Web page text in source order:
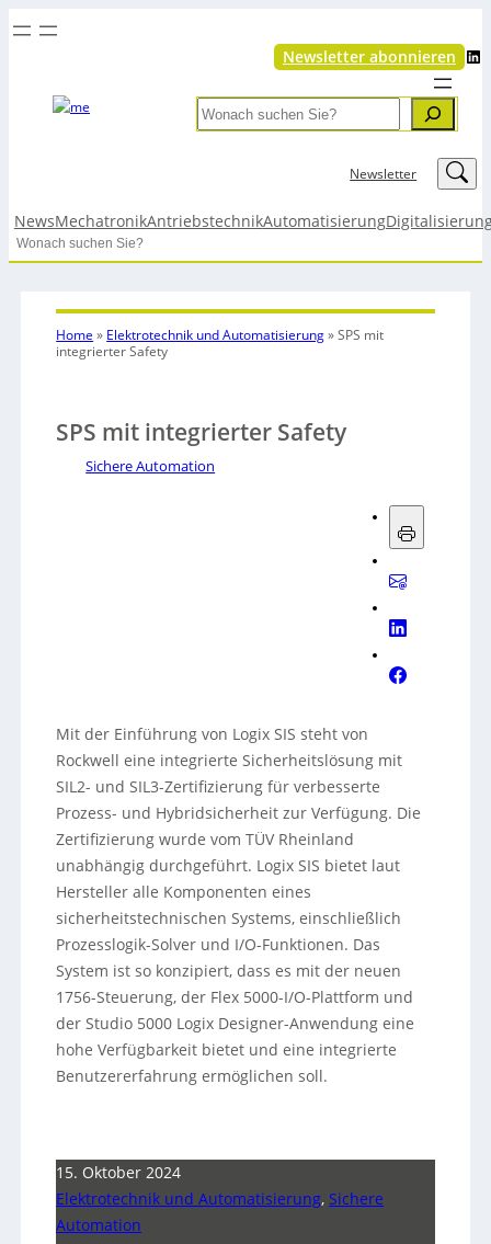
Newsletter abonnieren LinkedIn
Search
Newsletter LinkedIn
NewsMechatronikAntriebstechnikAutomatisierung
Search
Home » Elektrotechnik und Automatisierung»SPS mit
integrierter Safety
SPS mit integrierter Safety
Sichere Automation
Mit der Einführung von Logix SIS steht von
Rockwell eine integrierte Sicherheitslösung mit
SIL2- und SIL3-Zertifizierung für verbesserte
Prozess- und Hybridsicherheit zur Verfügung. Die
Zertifizierung wurde vom TÜV Rheinland
unabhängig durchgeführt. Logix SIS bietet laut
Hersteller alle Komponenten eines
sicherheitstechnischen Systems, einschließlich
Prozesslogik-Solver und I/O-Funktionen. Das
System ist so konzipiert, dass es mit der neuen
1756-Steuerung, der Flex 5000-I/O-Plattform und
der Studio 5000 Logix Designer-Anwendung eine
hohe Verfügbarkeit bietet und eine integrierte
Benutzererfahrung ermöglichen soll.
15. Oktober 2024
Elektrotechnik und Automatisierung,Sichere
Automation